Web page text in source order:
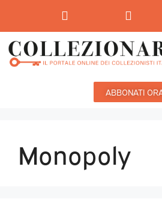
ABBONATI
Monopoly